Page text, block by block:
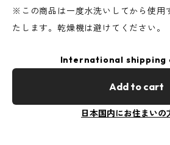
※この商品は一度水洗いしてから使用
たします。乾燥機は避けてください。
International shipping
Add to cart
日本国内にお住まいの